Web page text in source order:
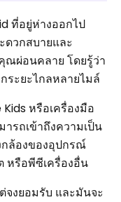
ที่อยู่ห่างออกไป
วกสบายและ
ผ่อนคลาย โดยรู้ว่า
ะยะไกลหลายไมล์
หรือเครื่องมือ
รถเข้าถึงความเป็น
กล้องของอุปกรณ์
หรือพีซีเครื่องอื่น
งยอมรับ และมันจะ